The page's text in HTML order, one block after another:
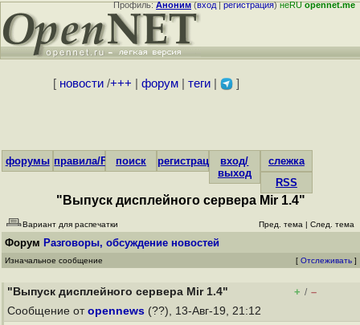
Профиль:Аноним(вход|регистрация)неRUopennet.me
[ новости/+++ форум| теги| ]
форумы правила/FAQпоиск регистрациявход/
выход
слежка
RSS
"Выпуск дисплейного сервера Mir 1.4"
Вариант для распечатки Пред. тема | След. тема
Форум Разговоры, обсуждение новостей
Изначальное сообщение [ Отслеживать ]
"Выпуск дисплейного сервера Mir 1.4" + / –
Сообщение от opennews (??), 13-Авг-19, 21:12